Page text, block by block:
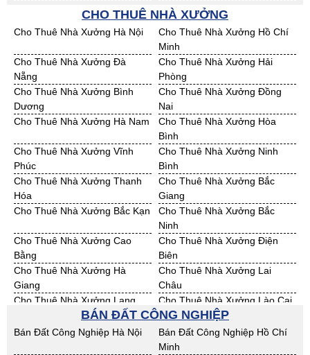
Bán Đất KCN Nghệ An
Bán Đất KCN Ninh Thuận
Bán Đất KCN Phú Yên
Bán Đất KCN Quảng Bình
Bán Đất KCN Quảng Nam
Bán Đất KCN Quảng Ngãi
Bán Đất KCN Bà Rịa - VT
Bán Đất KCN Cần Thơ
Bán Đất KCN An Giang
Bán Đất KCN Bạc Liêu
Bán Đất KCN Bến Tre
Bán Đất KCN Bình Phước
Bán Đất KCN Cà Mau
Bán Đất KCN Đồng Tháp
Bán Đất KCN Hậu Giang
Bán Đất KCN Kiên Giang
Bán Đất KCN Long An
Bán Đất KCN Sóc Trăng
Bán Đất KCN Tây Ninh
Bán Đất KCN Tiền Giang
Bán Đất KCN Trà Vinh
Bán Đất KCN Vĩnh Long
Bán Đất KCN Hải Dương
Bán Đất KCN Hưng Yên
Bán Đất KCN Quảng Ninh
CHO THUÊ NHÀ XƯỞNG
Cho Thuê Nhà Xưởng Hà Nội
Cho Thuê Nhà Xưởng Hồ Chí
Minh
Cho Thuê Nhà Xưởng Đà
Nẵng
Cho Thuê Nhà Xưởng Hải
Phòng
Cho Thuê Nhà Xưởng Bình
Dương
Cho Thuê Nhà Xưởng Đồng
Nai
Cho Thuê Nhà Xưởng Hà Nam
Cho Thuê Nhà Xưởng Hòa
Bình
Cho Thuê Nhà Xưởng Vĩnh
Phúc
Cho Thuê Nhà Xưởng Ninh
Bình
Cho Thuê Nhà Xưởng Thanh
Hóa
Cho Thuê Nhà Xưởng Bắc
Giang
Cho Thuê Nhà Xưởng Bắc Kạn
Cho Thuê Nhà Xưởng Bắc
Ninh
Cho Thuê Nhà Xưởng Cao
Bằng
Cho Thuê Nhà Xưởng Điện
Biên
Cho Thuê Nhà Xưởng Hà
Giang
Cho Thuê Nhà Xưởng Lai
Châu
Cho Thuê Nhà Xưởng Lạng
Cho Thuê Nhà Xưởng Lào Cai
Cho Thuê Nhà Xưởng Nam
Cho Thuê Nhà Xưởng Phú Thọ
BÁN ĐẤT CÔNG NGHIỆP
Bán Đất Công Nghiệp Hà Nội
Bán Đất Công Nghiệp Hồ Chí
Minh